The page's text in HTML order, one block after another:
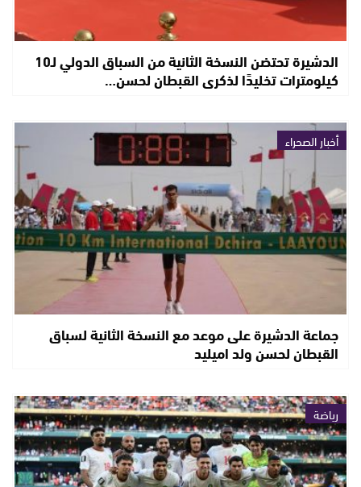
الدشيرة تحتضن النسخة الثانية من السباق الدولي لـ10
كيلومترات تخليدًا لذكرى القبطان لحسن…
أخبار الصحراء
جماعة الدشيرة على موعد مع النسخة الثانية لسباق
القبطان لحسن ولد اميليد
رياضة